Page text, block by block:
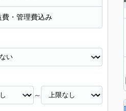
費・管理費込み
～